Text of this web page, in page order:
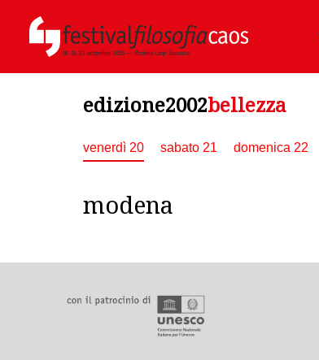
edizione2002bellezza
venerdì 20 sabato 21 domenica 22
modena